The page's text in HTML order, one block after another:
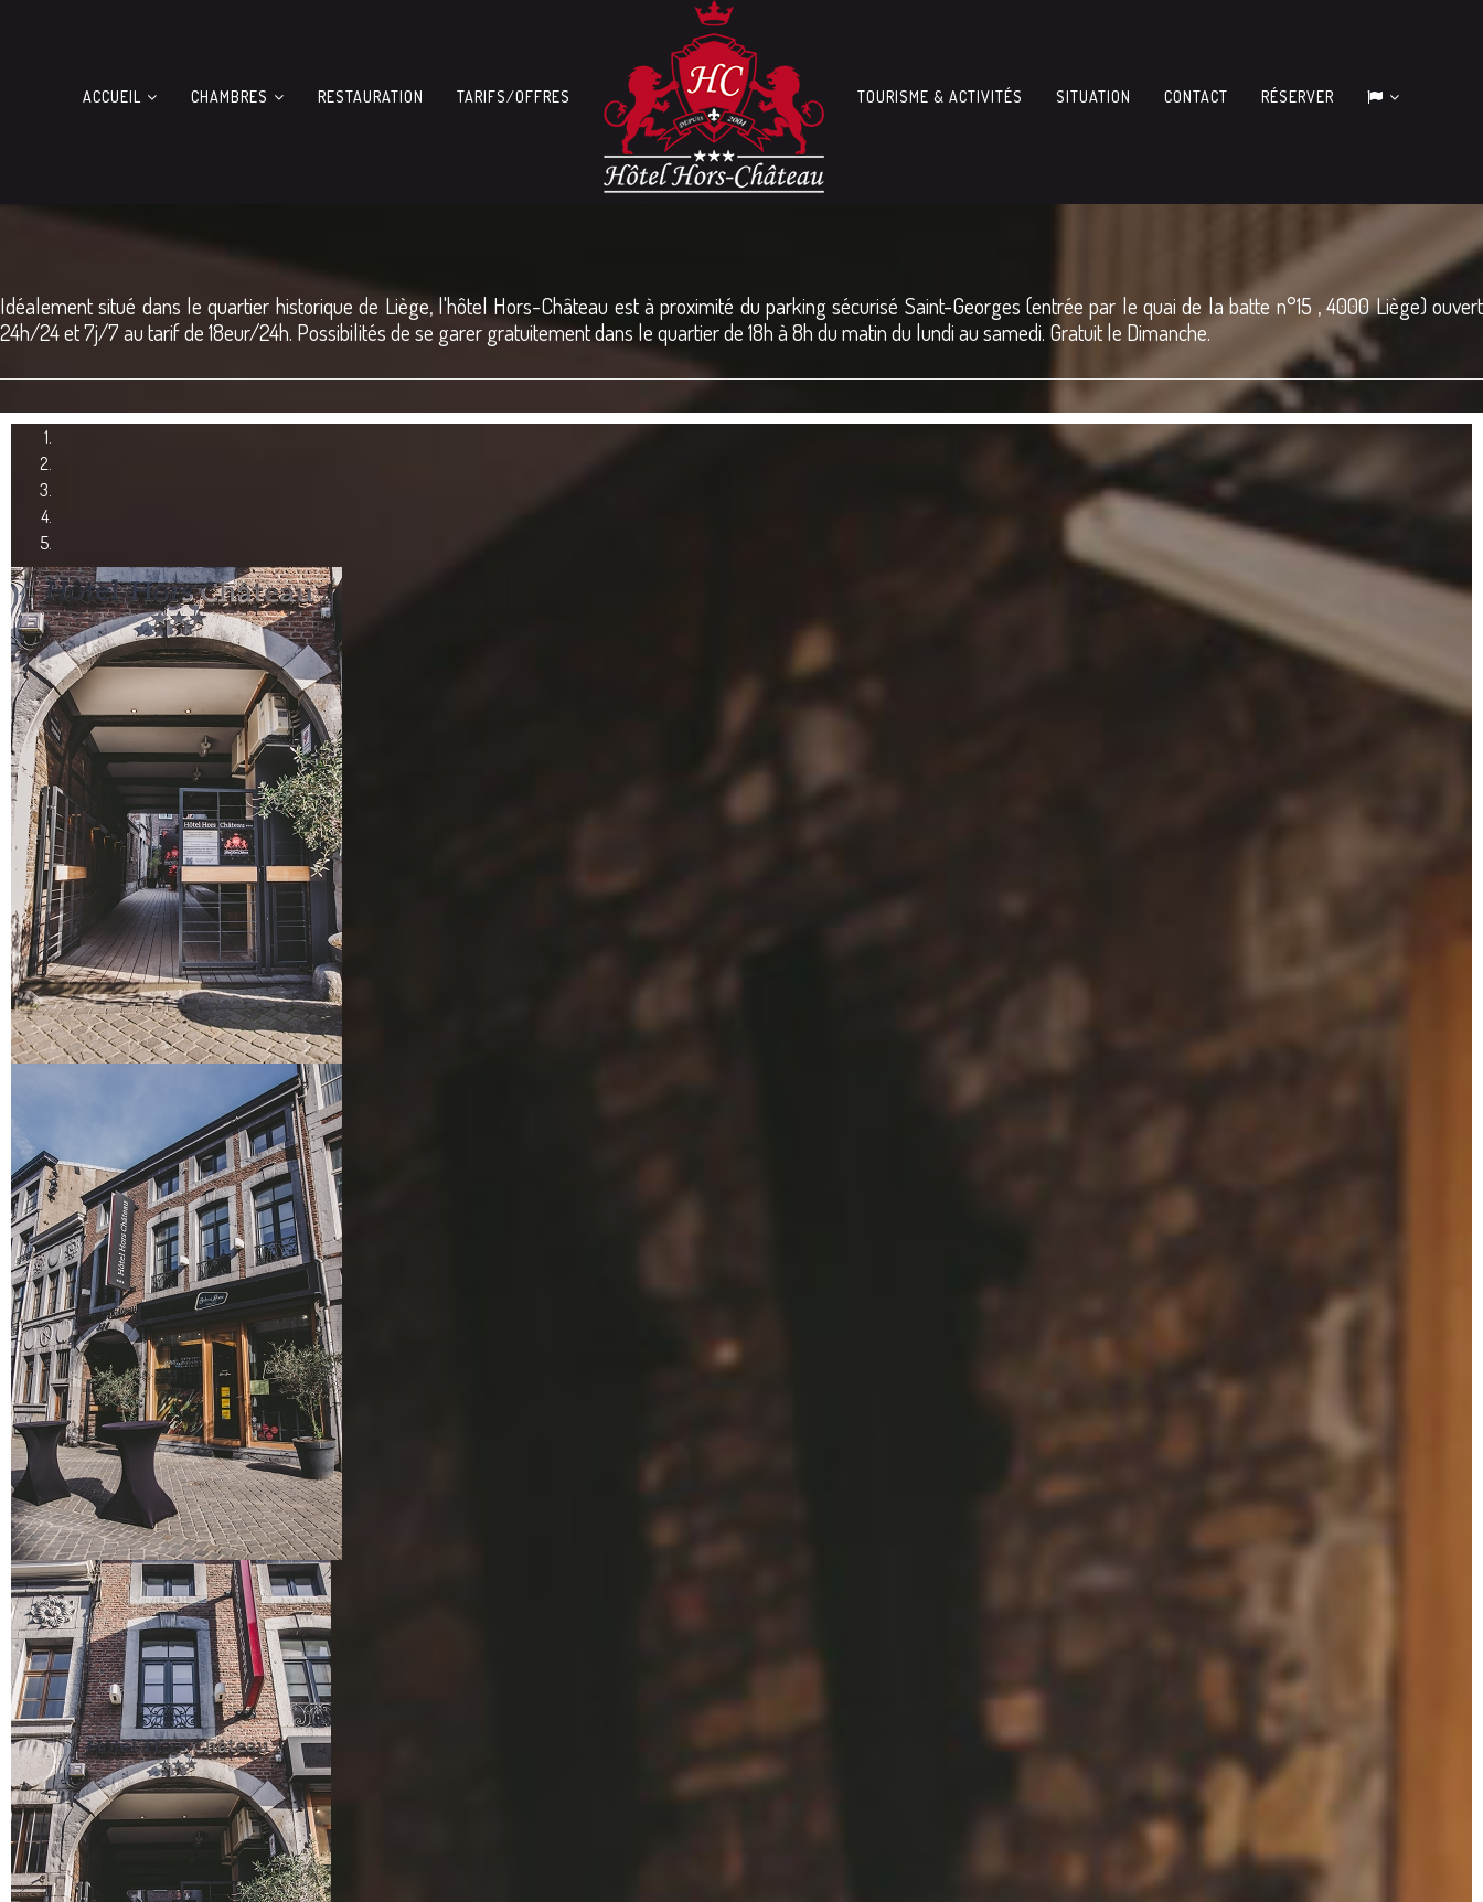
ACCUEIL CHAMBRES RESTAURATION TARIFS/OFFRES TOURISME & ACTIVITÉS SITUATION CONTACT RÉSERVER
Idéalement situé dans le quartier historique de Liège, l'hôtel Hors-Château est à proximité du parking sécurisé Saint-Georges (entrée par le quai de la batte n°15 , 4000 Liège) ouvert
24h/24 et 7j/7 au tarif de 18eur/24h. Possibilités de se garer gratuitement dans le quartier de 18h à 8h du matin du lundi au samedi. Gratuit le Dimanche.